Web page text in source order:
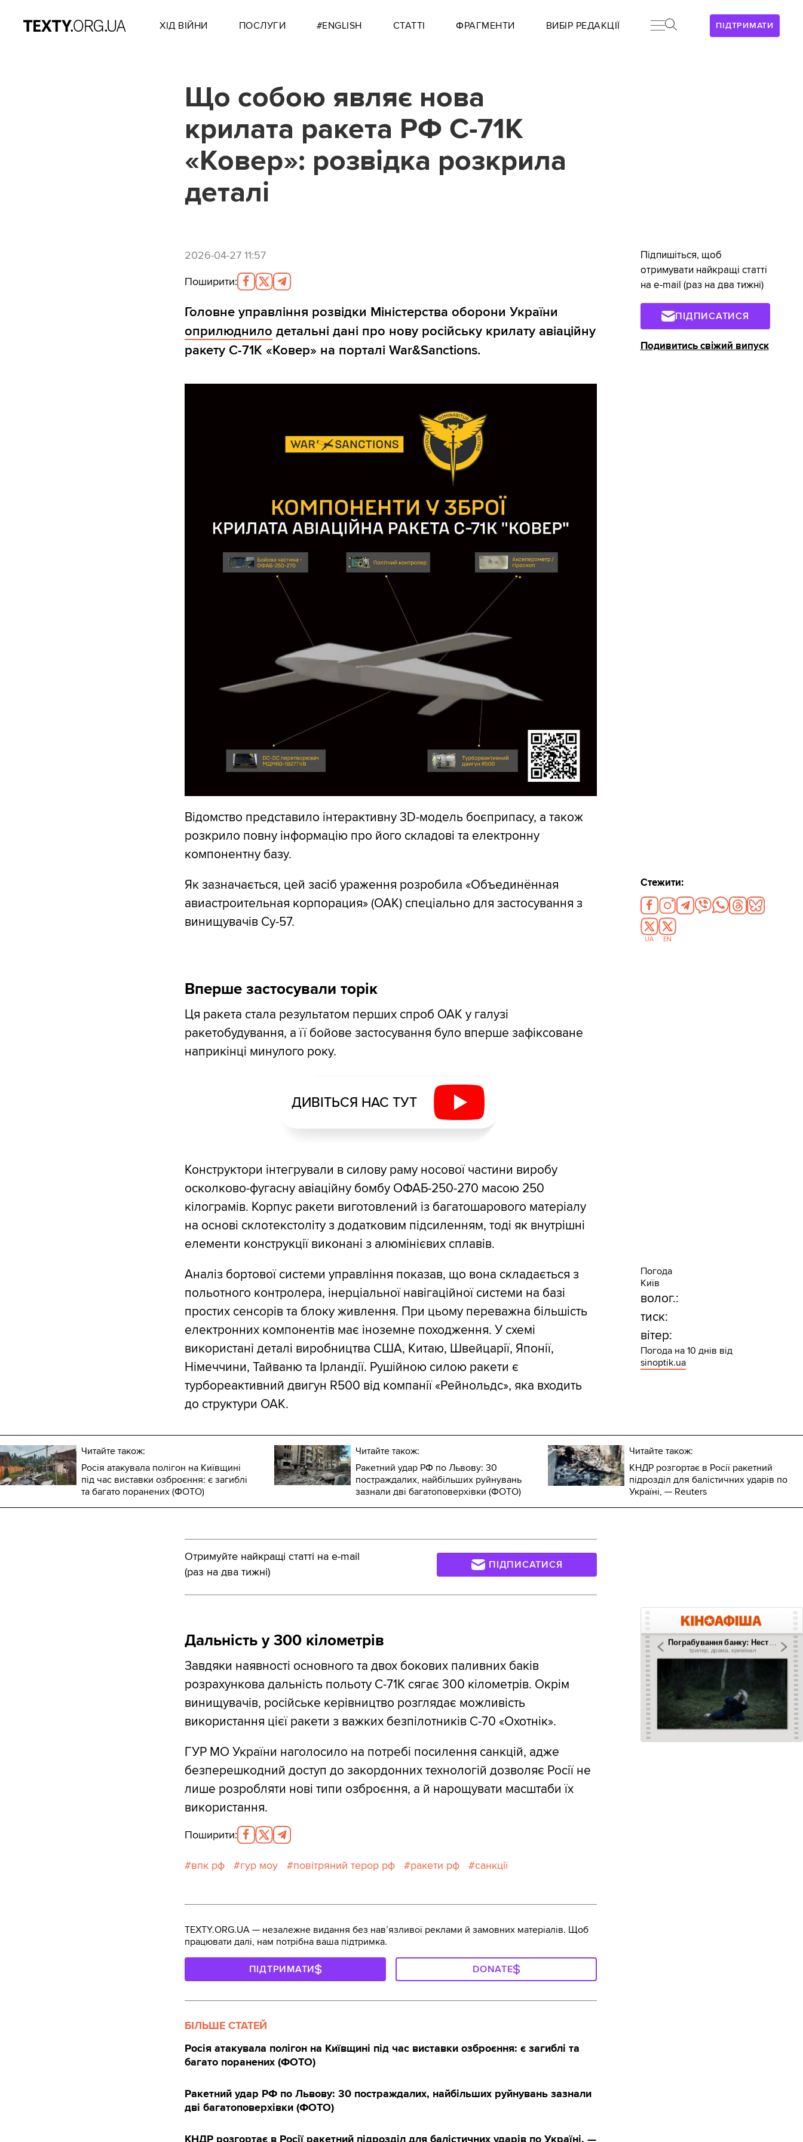
ПІДТРИМАТИ
ХІД ВІЙНИ ПОСЛУГИ #ENGLISH СТАТТІ ФРАГМЕНТИ ВИБІР РЕДАКЦІЇ
Що собою являє нова
крилата ракета РФ С-71К
«Ковер»: розвідка розкрила
деталі
2026-04-27 11:57
Поширити:
Головне управління розвідки Міністерства оборони України
оприлюднило детальні дані про нову російську крилату авіаційну
ракету С-71К «Ковер» на порталі War&Sanctions.
Відомство представило інтерактивну 3D-модель боєприпасу, а також
розкрило повну інформацію про його складові та електронну
компонентну базу.
Як зазначається, цей засіб ураження розробила «Объединённая
авиастроительная корпорация» (ОАК) спеціально для застосування з
винищувачів Су-57.
Вперше застосували торік
Ця ракета стала результатом перших спроб ОАК у галузі
ракетобудування, а її бойове застосування було вперше зафіксоване
наприкінці минулого року.
ДИВІТЬСЯ НАС ТУТ
Конструктори інтегрували в силову раму носової частини виробу
осколково-фугасну авіаційну бомбу ОФАБ-250-270 масою 250
кілограмів. Корпус ракети виготовлений із багатошарового матеріалу
на основі склотекстоліту з додатковим підсиленням, тоді як внутрішні
елементи конструкції виконані з алюмінієвих сплавів.
Аналіз бортової системи управління показав, що вона складається з
польотного контролера, інерціальної навігаційної системи на базі
простих сенсорів та блоку живлення. При цьому переважна більшість
електронних компонентів має іноземне походження. У схемі
використані деталі виробництва США, Китаю, Швейцарії, Японії,
Німеччини, Тайваню та Ірландії. Рушійною силою ракети є
турбореактивний двигун R500 від компанії «Рейнольдс», яка входить
до структури ОАК.
Читайте також:
Росія атакувала полігон на Київщині
під час виставки озброєння: є загиблі
та багато поранених (ФОТО)
Читайте також:
Ракетний удар РФ по Львову: 30
постраждалих, найбільших руйнувань
зазнали дві багатоповерхівки (ФОТО)
Читайте також:
КНДР розгортає в Росії ракетний
підрозділ для балістичних ударів по
Україні, — Reuters
Отримуйте найкращі статті на e-mail
(раз на два тижні)
ПІДПИСАТИСЯ
Дальність у 300 кілометрів
Завдяки наявності основного та двох бокових паливних баків
розрахункова дальність польоту С-71К сягає 300 кілометрів. Окрім
винищувачів, російське керівництво розглядає можливість
використання цієї ракети з важких безпілотників С-70 «Охотнік».
ГУР МО України наголосило на потребі посилення санкцій, адже
безперешкодний доступ до закордонних технологій дозволяє Росії не
лише розробляти нові типи озброєння, а й нарощувати масштаби їх
використання.
Поширити:
впк рф гур моу повітряний терор рф ракети рф санкції
Підпишіться, щоб
отримувати найкращі статті
на e-mail (раз на два тижні)
ПІДПИСАТИСЯ
Подивитись свіжий випуск
Стежити:
UA EN
Погода
Київ
волог.:
тиск:
вітер:
Погода на 10 днів від
sinoptik.ua
TEXTY.ORG.UA — незалежне видання без навʼязливої реклами й замовних матеріалів. Щоб
працювати далі, нам потрібна ваша підтримка.
ПІДТРИМАТИ DONATE
БІЛЬШЕ СТАТЕЙ
Росія атакувала полігон на Київщині під час виставки озброєння: є загиблі та
багато поранених (ФОТО)
Ракетний удар РФ по Львову: 30 постраждалих, найбільших руйнувань зазнали
дві багатоповерхівки (ФОТО)
КНДР розгортає в Росії ракетний підрозділ для балістичних ударів по Україні, —